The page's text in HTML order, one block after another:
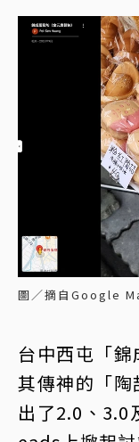
圖／摘自Google
台中西屯「
其傳神的「
出了2.0、3.0